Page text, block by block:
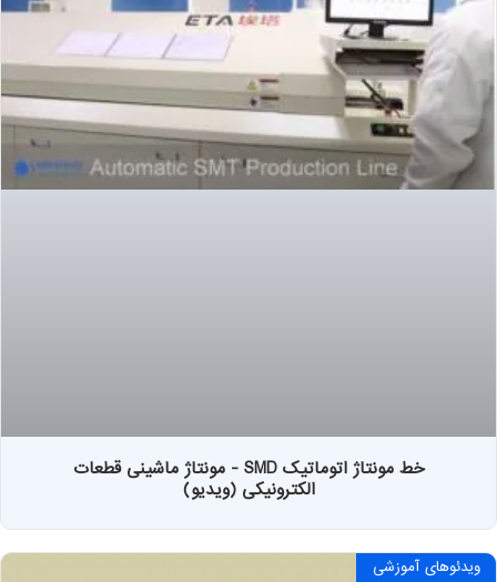
خط مونتاژ اتوماتیک SMD - مونتاژ ماشینی قطعات
الکترونیکی (ویدیو)
ویدئوهای آموزشی